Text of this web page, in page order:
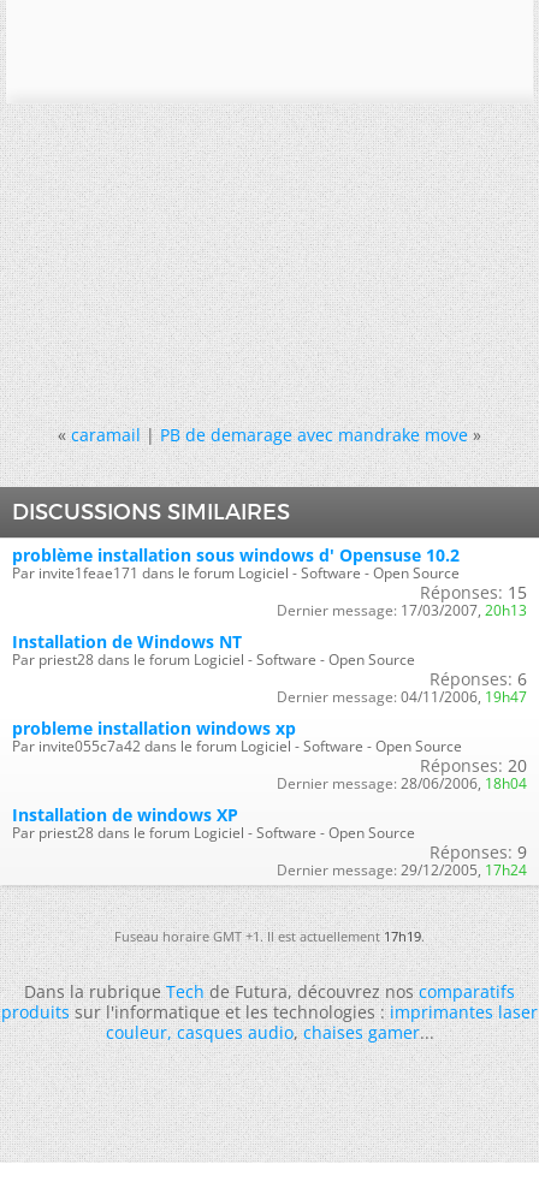
« caramail|PB de demarage avec mandrake move »
DISCUSSIONS SIMILAIRES
problème installation sous windows d' Opensuse 10.2
Par invite1feae171 dans le forum Logiciel - Software - Open Source
Réponses: 15
Dernier message: 17/03/2007, 20h13
Installation de Windows NT
Par priest28 dans le forum Logiciel - Software - Open Source
Réponses: 6
Dernier message: 04/11/2006, 19h47
probleme installation windows xp
Par invite055c7a42 dans le forum Logiciel - Software - Open Source
Réponses: 20
Dernier message: 28/06/2006, 18h04
Installation de windows XP
Par priest28 dans le forum Logiciel - Software - Open Source
Réponses: 9
Dernier message: 29/12/2005, 17h24
Fuseau horaire GMT +1. Il est actuellement17h19.
Dans la rubriqueTechde Futura, découvrez noscomparatifs
produitssur l'informatique et les technologies :imprimantes laser
couleur,casques audio,chaises gamer...